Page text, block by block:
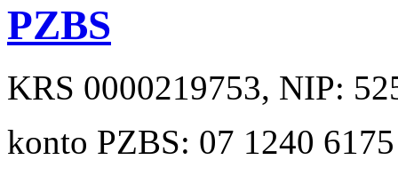
PZBS
KRS 0000219753, NIP:
konto PZBS: 07 1240